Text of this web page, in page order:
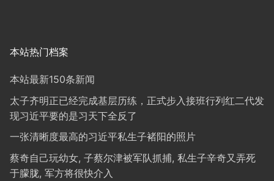
本站热门档案
本站最新150条新闻
太子齐明正已经完成基层历练，正式步入接班行列红二代发
现习近平要的是习天下全反了
一张清晰度最高的习近平私生子褚阳的照片
蔡奇自己玩幼女, 子蔡尔津被军队抓捕, 私生子辛奇又弄死
于朦胧, 军方将很快介入